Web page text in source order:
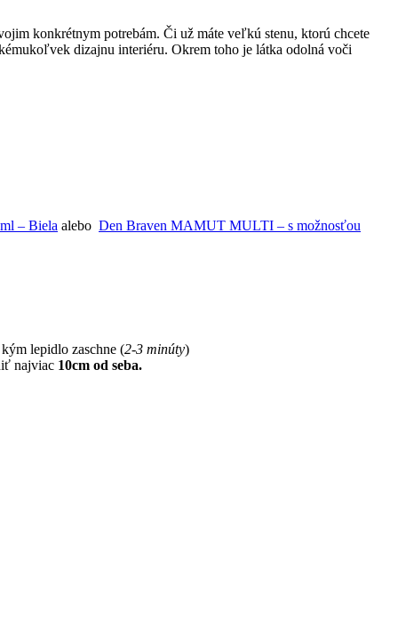
konkrétnym potrebám. Či už máte veľkú stenu, ktorú chcete
dizajnu interiéru. Okrem toho je látka odolná voči
– Biela alebo Den Braven MAMUT MULTI – s možnosťou
lepidlo zaschne (2-3 minúty)
najviac 10cm od seba.